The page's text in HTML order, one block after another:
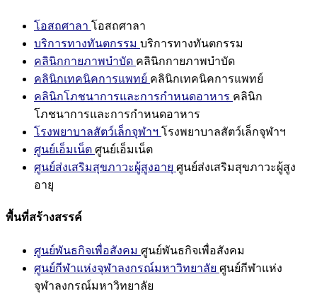
โอสถศาลา โอสถศาลา
บริการทางทันตกรรม บริการทางทันตกรรม
คลินิกกายภาพบำบัด คลินิกกายภาพบำบัด
คลินิกเทคนิคการแพทย์ คลินิกเทคนิคการแพทย์
คลินิกโภชนาการและการกำหนดอาหาร คลินิก
โภชนาการและการกำหนดอาหาร
โรงพยาบาลสัตว์เล็กจุฬาฯ โรงพยาบาลสัตว์เล็กจุฬาฯ
ศูนย์เอ็มเน็ต ศูนย์เอ็มเน็ต
ศูนย์ส่งเสริมสุขภาวะผู้สูงอายุ ศูนย์ส่งเสริมสุขภาวะผู้สูง
อายุ
พื้นที่สร้างสรรค์
ศูนย์พันธกิจเพื่อสังคม ศูนย์พันธกิจเพื่อสังคม
ศูนย์กีฬาแห่งจุฬาลงกรณ์มหาวิทยาลัย ศูนย์กีฬาแห่ง
จุฬาลงกรณ์มหาวิทยาลัย